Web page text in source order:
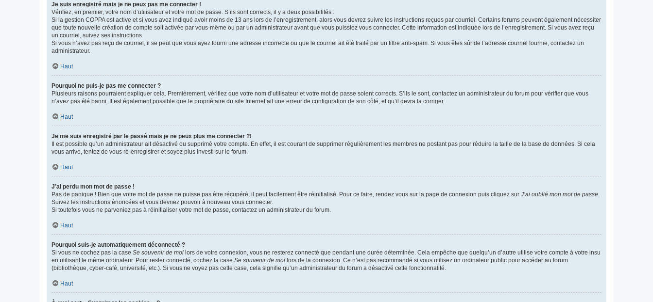
Je suis enregistré mais je ne peux pas me connecter !
Vérifiez, en premier, votre nom d’utilisateur et votre mot de passe. S’ils sont corrects, il y a deux possibilités :
Si la gestion COPPA est active et si vous avez indiqué avoir moins de 13 ans lors de l’enregistrement, alors vous devrez suivre les instructions reçues par courriel. Certains forums peuvent également nécessiter
que toute nouvelle création de compte soit activée par vous-même ou par un administrateur avant que vous puissiez vous connecter. Cette information est indiquée lors de l’enregistrement. Si vous avez reçu
un courriel, suivez ses instructions.
Si vous n’avez pas reçu de courriel, il se peut que vous ayez fourni une adresse incorrecte ou que le courriel ait été traité par un filtre anti-spam. Si vous êtes sûr de l’adresse courriel fournie, contactez un
administrateur.
Haut
Pourquoi ne puis-je pas me connecter ?
Plusieurs raisons pourraient expliquer cela. Premièrement, vérifiez que votre nom d’utilisateur et votre mot de passe soient corrects. S’ils le sont, contactez un administrateur du forum pour vérifier que vous
n’avez pas été banni. Il est également possible que le propriétaire du site Internet ait une erreur de configuration de son côté, et qu’il devra la corriger.
Haut
Je me suis enregistré par le passé mais je ne peux plus me connecter ?!
Il est possible qu’un administrateur ait désactivé ou supprimé votre compte. En effet, il est courant de supprimer régulièrement les membres ne postant pas pour réduire la taille de la base de données. Si cela
vous arrive, tentez de vous ré-enregistrer et soyez plus investi sur le forum.
Haut
J’ai perdu mon mot de passe !
Pas de panique ! Bien que votre mot de passe ne puisse pas être récupéré, il peut facilement être réinitialisé. Pour ce faire, rendez vous sur la page de connexion puis cliquez sur J’ai oublié mon mot de passe
Suivez les instructions énoncées et vous devriez pouvoir à nouveau vous connecter.
Si toutefois vous ne parveniez pas à réinitialiser votre mot de passe, contactez un administrateur du forum.
Haut
Pourquoi suis-je automatiquement déconnecté ?
Si vous ne cochez pas la case Se souvenir de moi lors de votre connexion, vous ne resterez connecté que pendant une durée déterminée. Cela empêche que quelqu’un d’autre utilise votre compte à votre insu
en utilisant le même ordinateur. Pour rester connecté, cochez la case Se souvenir de moi lors de la connexion. Ce n’est pas recommandé si vous utilisez un ordinateur public pour accéder au forum
(bibliothèque, cyber-café, université, etc.). Si vous ne voyez pas cette case, cela signifie qu’un administrateur du forum a désactivé cette fonctionnalité.
Haut